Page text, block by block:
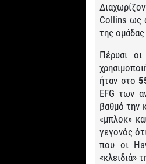
Collins ως
της ομάδας
Πέρυσι
ήταν στο
EFG των
βαθμό την
«μπλοκ»
γεγονός
που οι
«κλειδιά»